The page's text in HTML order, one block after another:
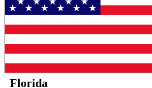
Florida